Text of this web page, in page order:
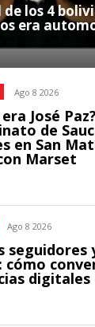
los 4
era
Ago 8 2026
era José
de
en San
Marset
Ago 8 2026
seguidores
cómo